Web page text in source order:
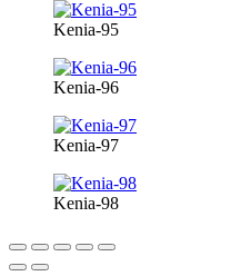
Kenia-95
Kenia-96
Kenia-97
Kenia-98